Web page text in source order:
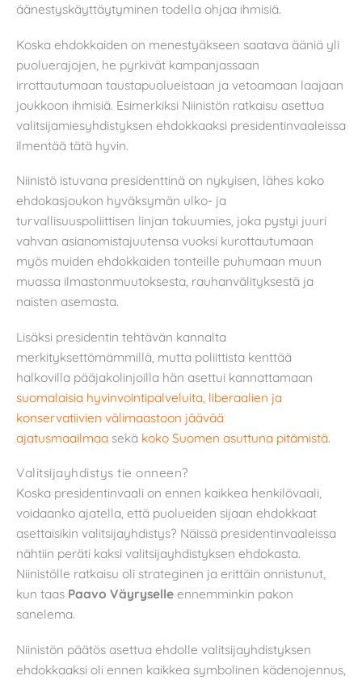
äänestyskäyttäytyminen todella ohjaa ihmisiä.
Koska ehdokkaiden on menestyäkseen saatava ääniä yli
puoluerajojen, he pyrkivät kampanjassaan
irrottautumaan taustapuolueistaan ja vetoamaan laajaan
joukkoon ihmisiä. Esimerkiksi Niinistön ratkaisu asettua
valitsijamiesyhdistyksen ehdokkaaksi presidentinvaaleissa
ilmentää tätä hyvin.
Niinistö istuvana presidenttinä on nykyisen, lähes koko
ehdokasjoukon hyväksymän ulko- ja
turvallisuuspoliittisen linjan takuumies, joka pystyi juuri
vahvan asianomistajuutensa vuoksi kurottautumaan
myös muiden ehdokkaiden tonteille puhumaan muun
muassa ilmastonmuutoksesta, rauhanvälityksestä ja
naisten asemasta.
Lisäksi presidentin tehtävän kannalta
merkityksettömämmillä, mutta poliittista kenttää
halkovilla pääjakolinjoilla hän asettui kannattamaan
suomalaisia hyvinvointipalveluita liberaalien ja
konservatiivien välimaastoon jäävää
ajatusmaailmaa sekä koko Suomen asuttuna pitämistä.
Valitsijayhdistys tie onneen?
Koska presidentinvaali on ennen kaikkea henkilövaali,
voidaanko ajatella, että puolueiden sijaan ehdokkaat
asettaisikin valitsijayhdistys? Näissä presidentinvaaleissa
nähtiin peräti kaksi valitsijayhdistyksen ehdokasta.
Niinistölle ratkaisu oli strateginen ja erittäin onnistunut,
kun taas Paavo Väyryselle ennemminkin pakon
sanelema.
Niinistön päätös asettua ehdolle valitsijayhdistyksen
ehdokkaaksi oli ennen kaikkea symbolinen kädenojennus,